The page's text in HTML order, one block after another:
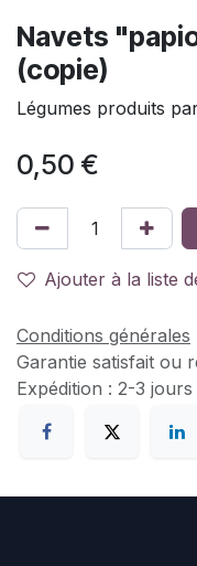
Navets
(copie)
Légumes produits
0,50 €
Ajouter à la liste
Conditions générales
Garantie satisfait ou
Expédition : 2-3